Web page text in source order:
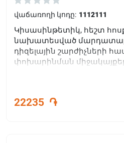
վաճառողի կոդը: 1112111
Կիսասինթետիկ, հեշտ
նախատեսված
դիզելային շարժիչների
փոխարինման
22235 ֏